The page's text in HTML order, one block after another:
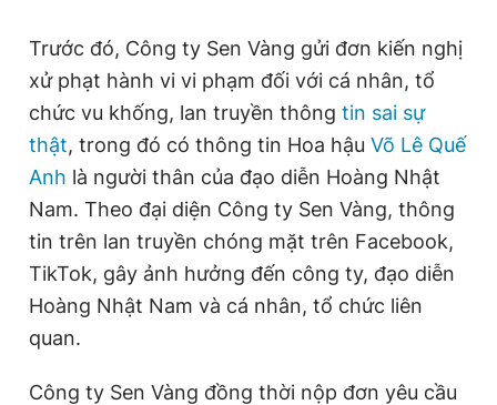
Trước đó, Công ty Sen Vàng gửi đơn kiến nghị
xử phạt hành vi vi phạm đối với cá nhân, tổ
chức vu khống, lan truyền thông tin sai sự
thật, trong đó có thông tin Hoa hậu Võ Lê Quế
Anh là người thân của đạo diễn Hoàng Nhật
Nam. Theo đại diện Công ty Sen Vàng, thông
tin trên lan truyền chóng mặt trên Facebook,
TikTok, gây ảnh hưởng đến công ty, đạo diễn
Hoàng Nhật Nam và cá nhân, tổ chức liên
quan.
Công ty Sen Vàng đồng thời nộp đơn yêu cầu